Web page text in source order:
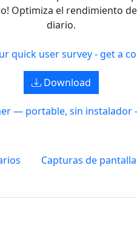
Optimiza el rendimiento
diario.
quick user survey - get a
Download
— portable, sin instalador
Capturas de pantalla